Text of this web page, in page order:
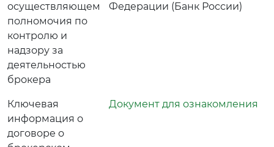
осуществляющем
полномочия по
контролю и
надзору за
деятельностью
брокера
Федерации (Банк России)
Ключевая
информация о
договоре о
Документ для ознакомления